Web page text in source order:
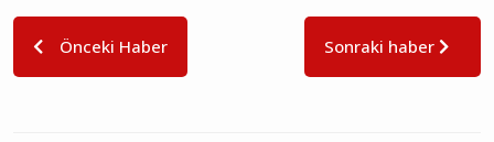
Önceki Haber Sonraki haber